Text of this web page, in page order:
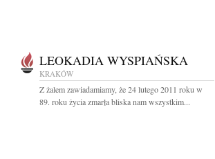
LEOKADIA WYSPIAŃSKA
KRAKÓW
Z żalem zawiadamiamy, że 24 lutego 2011 roku w
89. roku życia zmarła bliska nam wszystkim...